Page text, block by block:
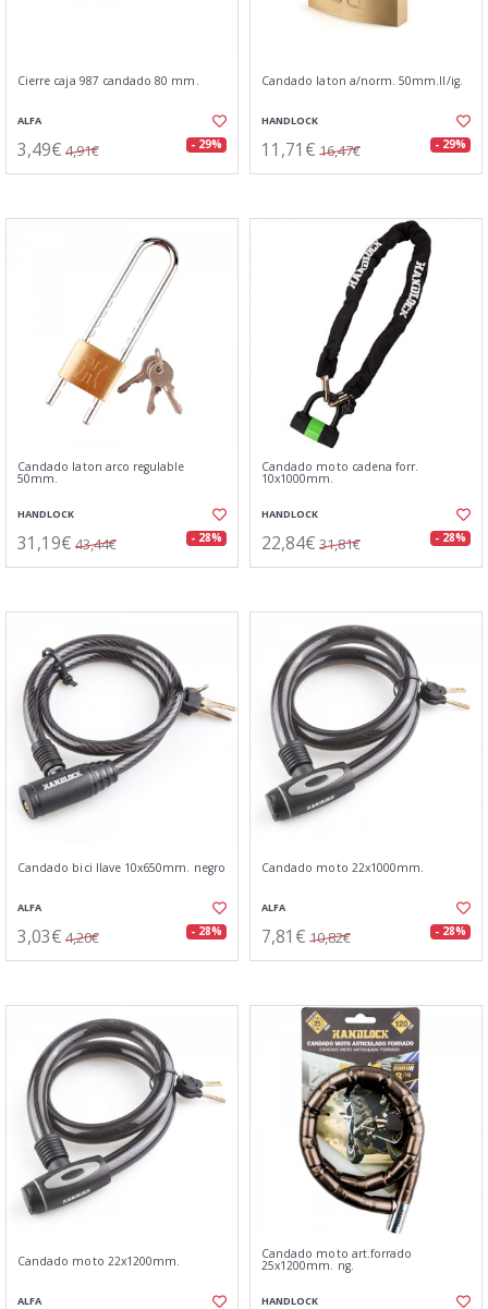
Cierre caja 987 candado 80 mm.
ALFA
3,49€ 4,91€ - 29%
Candado laton a/norm. 50mm.ll/ig.
HANDLOCK
11,71€ 16,47€ - 29%
Candado laton arco regulable
50mm.
HANDLOCK
31,19€ 43,44€ - 28%
Candado moto cadena forr.
10x1000mm.
HANDLOCK
22,84€ 31,81€ - 28%
Candado bici llave 10x650mm. negro
ALFA
3,03€ 4,20€ - 28%
Candado moto 22x1000mm.
ALFA
7,81€ 10,82€ - 28%
Candado moto 22x1200mm.
ALFA
Candado moto art.forrado
25x1200mm. ng.
HANDLOCK